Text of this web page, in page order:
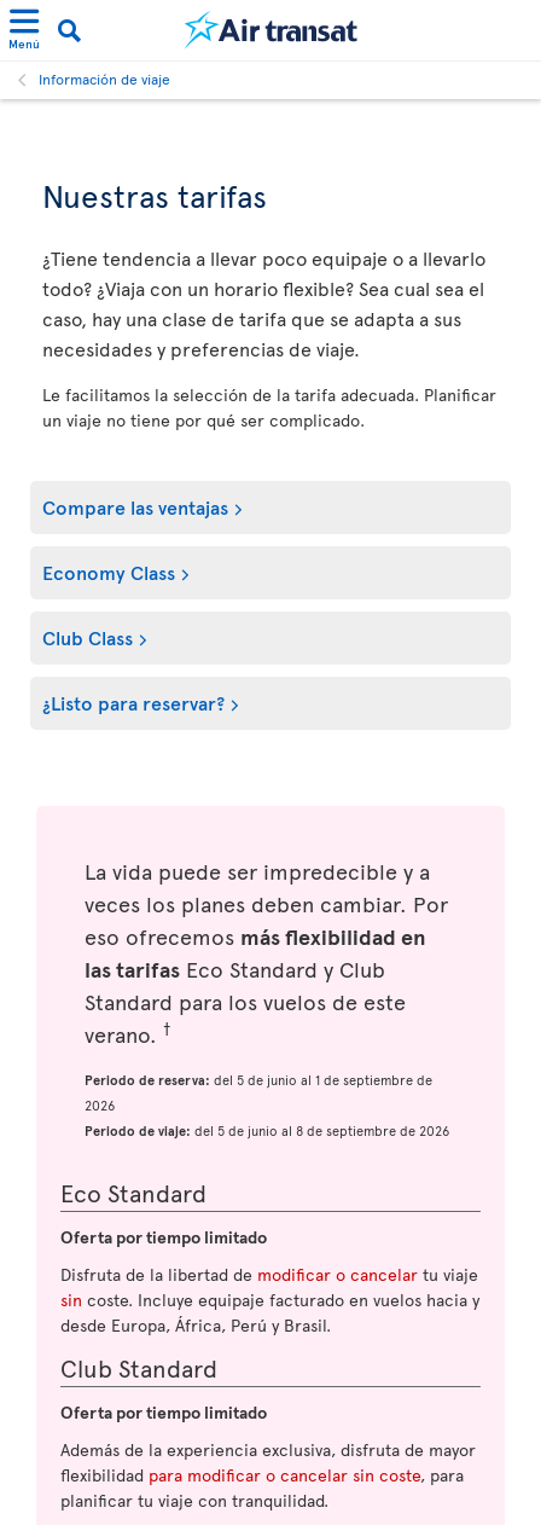
Menú
Información de viaje
Nuestras tarifas
¿Tiene tendencia a llevar poco equipaje o a llevarlo
todo? ¿Viaja con un horario flexible? Sea cual sea el
caso, hay una clase de tarifa que se adapta a sus
necesidades y preferencias de viaje.
Le facilitamos la selección de la tarifa adecuada. Planificar
un viaje no tiene por qué ser complicado.
Compare las ventajas
Economy Class
Club Class
¿Listo para reservar?
La vida puede ser impredecible y a
veces los planes deben cambiar. Por
eso ofrecemos más flexibilidad en
las tarifas Eco Standard y Club
Standard para los vuelos de este
verano. †
Periodo de reserva: del 5 de junio al 1 de septiembre de
2026
Periodo de viaje: del 5 de junio al 8 de septiembre de 2026
Eco Standard
Oferta por tiempo limitado
Disfruta de la libertad de modificar o cancelar tu viaje
sin coste. Incluye equipaje facturado en vuelos hacia y
desde Europa, África, Perú y Brasil.
Club Standard
Oferta por tiempo limitado
Además de la experiencia exclusiva, disfruta de mayor
flexibilidad para modificar o cancelar sin coste, para
planificar tu viaje con tranquilidad.